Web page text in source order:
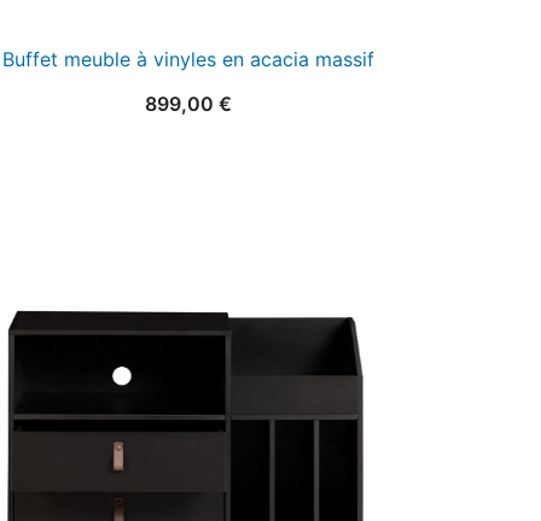
Buffet meuble à vinyles en acacia massif
899,00 €